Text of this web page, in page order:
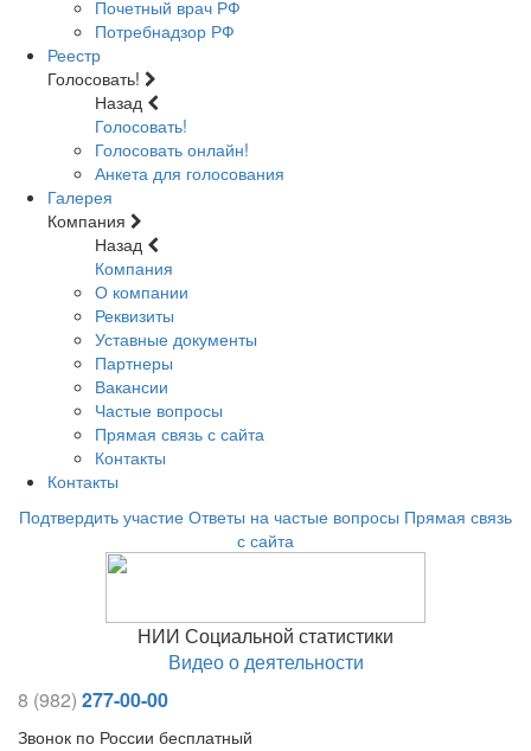
Почетный врач РФ
Потребнадзор РФ
Реестр
Голосовать!
Назад
Голосовать!
Голосовать онлайн!
Анкета для голосования
Галерея
Компания
Назад
Компания
О компании
Реквизиты
Уставные документы
Партнеры
Вакансии
Частые вопросы
Прямая связь с сайта
Контакты
Контакты
Подтвердить участие Ответы на частые вопросы Прямая связь
с сайта
НИИ Социальной статистики
Видео о деятельности
8 (982) 277-00-00
Звонок по России бесплатный